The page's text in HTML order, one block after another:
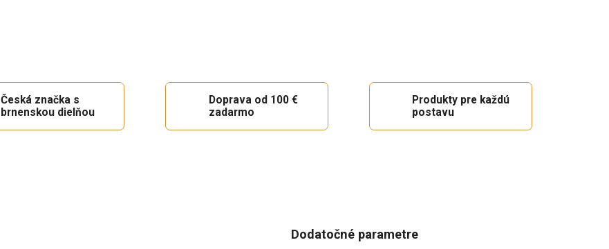
Česká značka s
brnenskou dielňou
Doprava od 100 €
zadarmo
Produkty pre každú
postavu
Dodatočné parametre